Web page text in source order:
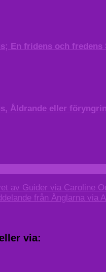
En fridens och fredens
Åldrande eller
av Guider via Caroline
från Änglarna via
via: